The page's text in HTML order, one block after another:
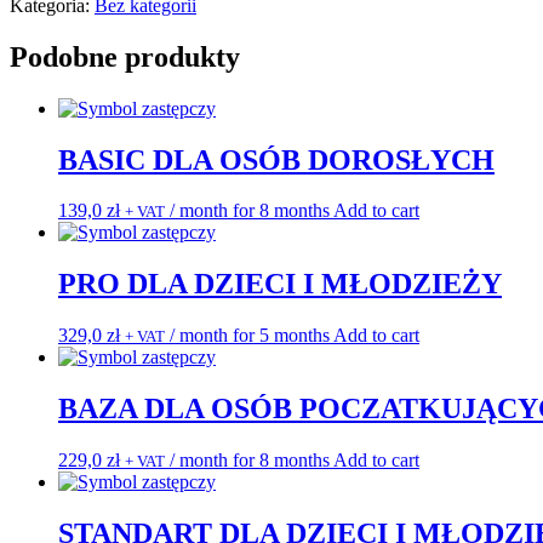
Baza
(live
18:30)
Kategoria: Bez kategorii
Podobne produkty
BASIC DLA OSÓB DOROSŁYCH
139,0 zł + VAT / month for 8 monthsAdd to cart
PRO DLA DZIECI I MŁODZIEŻY
329,0 zł + VAT / month for 5 months Add to cart
BAZA DLA OSÓB
229,0 zł + VAT / month for 8 months Add to cart
STANDART DLA DZIECI I